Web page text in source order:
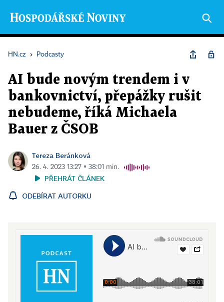
HN.cz › Podcasty
AI bude novým trendem i v
bankovnictví, přepážky rušit
nebudeme, říká Michaela
Bauer z ČSOB
Tereza Beránková
26. 4. 2023 13:27 ▪ 38:01 min.
PŘEHRÁT ČLÁNEK
ODEBÍRAT AUTORKU